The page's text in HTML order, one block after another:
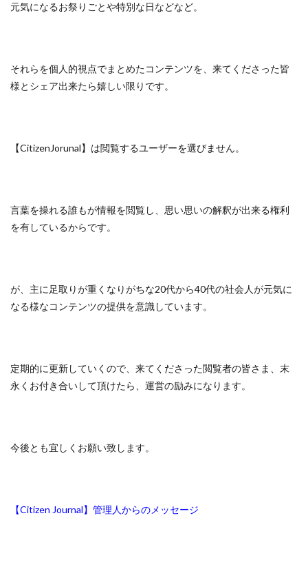
元気になるお祭りごとや特別な日などなど。
それらを個人的視点でまとめたコンテンツを、来てくださった皆
様とシェア出来たら嬉しい限りです。
【CitizenJorunal】は閲覧するユーザーを選びません。
言葉を操れる誰もが情報を閲覧し、思い思いの解釈が出来る権利
を有しているからです。
が、主に足取りが重くなりがちな20代から40代の社会人が元気に
なる様なコンテンツの提供を意識しています。
定期的に更新していくので、来てくださった閲覧者の皆さま、末
永くお付き合いして頂けたら、運営の励みになります。
今後とも宜しくお願い致します。
【Citizen Journal】管理人からのメッセージ